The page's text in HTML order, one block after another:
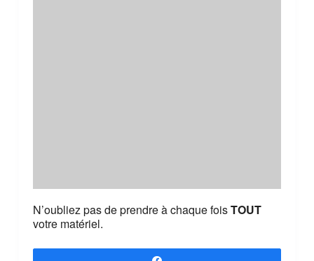
N’oubliez pas de prendre à chaque foisTOUT
votre matériel.